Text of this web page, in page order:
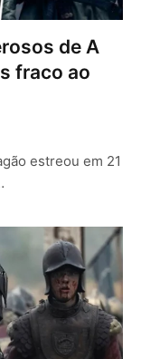
de A
fraco ao
estreou em 21